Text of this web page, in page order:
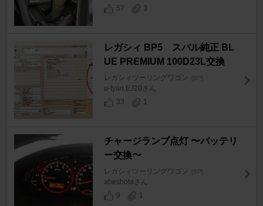
57
3
レガシィ BP5 スバル純正 BL
UE PREMIUM 100D23L交換
レガシィツーリングワゴン [BP]
u-tyan.EJ20さん
33
1
チャージランプ点灯 〜バッテリ
ー交換〜
レガシィツーリングワゴン [BP]
abeshotaさん
9
1